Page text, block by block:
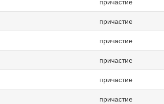
причастие
причастие
причастие
причастие
причастие